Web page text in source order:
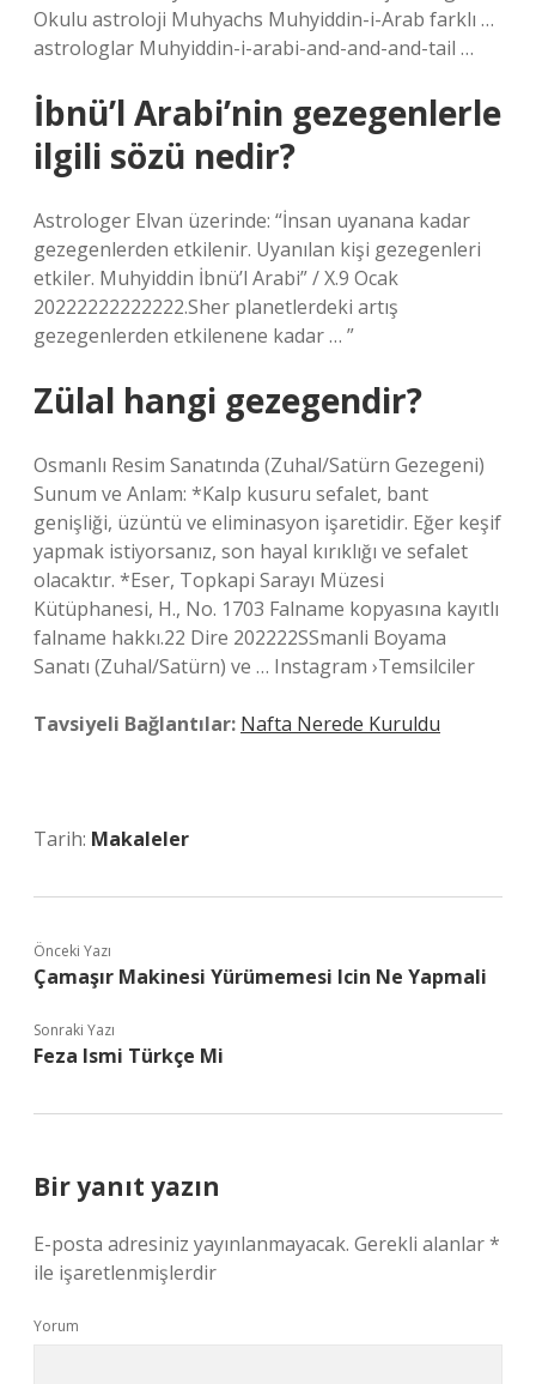
Okulu astroloji Muhyachs Muhyiddin-i-Arab farklı …
astrologlar Muhyiddin-i-arabi-and-and-and-tail …
İbnü’l Arabi’nin gezegenlerle
ilgili sözü nedir?
Astrologer Elvan üzerinde: “İnsan uyanana kadar
gezegenlerden etkilenir. Uyanılan kişi gezegenleri
etkiler. Muhyiddin İbnü’l Arabi” / X.9 Ocak
20222222222222.Sher planetlerdeki artış
gezegenlerden etkilenene kadar … ”
Zülal hangi gezegendir?
Osmanlı Resim Sanatında (Zuhal/Satürn Gezegeni)
Sunum ve Anlam: *Kalp kusuru sefalet, bant
genişliği, üzüntü ve eliminasyon işaretidir. Eğer keşif
yapmak istiyorsanız, son hayal kırıklığı ve sefalet
olacaktır. *Eser, Topkapi Sarayı Müzesi
Kütüphanesi, H., No. 1703 Falname kopyasına kayıtlı
falname hakkı.22 Dire 202222SSmanli Boyama
Sanatı (Zuhal/Satürn) ve … Instagram ›Temsilciler
Tavsiyeli Bağlantılar: Nafta Nerede Kuruldu
Tarih: Makaleler
Önceki Yazı
Çamaşır Makinesi Yürümemesi Icin Ne Yapmali
Sonraki Yazı
Feza Ismi Türkçe Mi
Bir yanıt yazın
E-posta adresiniz yayınlanmayacak. Gerekli alanlar*
ile işaretlenmişlerdir
Yorum